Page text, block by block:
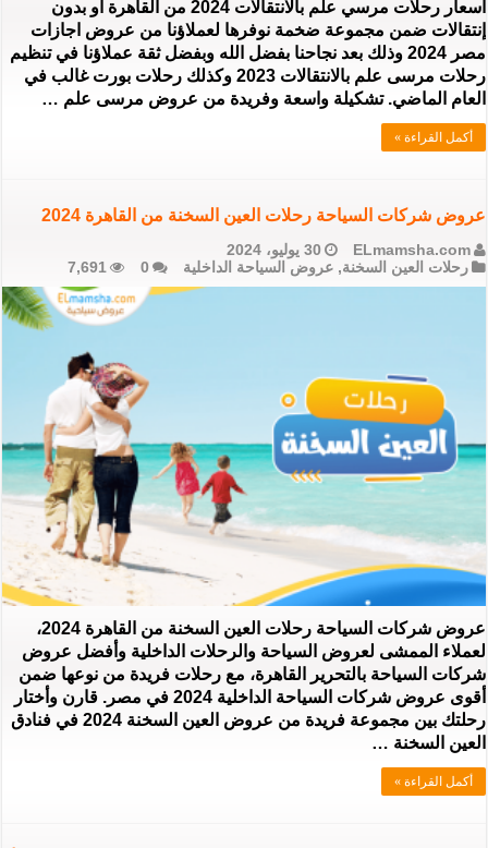
اسعار رحلات مرسي علم بالانتقالات 2024 من القاهرة أو بدون
إنتقالات ضمن مجموعة ضخمة نوفرها لعملاؤنا من عروض اجازات
مصر 2024 وذلك بعد نجاحنا بفضل الله وبفضل ثقة عملاؤنا في تنظيم
رحلات مرسى علم بالانتقالات 2023 وكذلك رحلات بورت غالب في
العام الماضي. تشكيلة واسعة وفريدة من عروض مرسى علم …
أكمل القراءة »
عروض شركات السياحة رحلات العين السخنة من القاهرة 2024
ELmamsha.com
30 يوليو، 2024
رحلات العين السخنة,عروض السياحة الداخلية 0
7,691
عروض شركات السياحة رحلات العين السخنة من القاهرة 2024،
لعملاء الممشى لعروض السياحة والرحلات الداخلية وأفضل عروض
شركات السياحة بالتحرير القاهرة، مع رحلات فريدة من نوعها ضمن
أقوى عروض شركات السياحة الداخلية 2024 في مصر. قارن وأختار
رحلتك بين مجموعة فريدة من عروض العين السخنة 2024 في فنادق
العين السخنة …
أكمل القراءة »